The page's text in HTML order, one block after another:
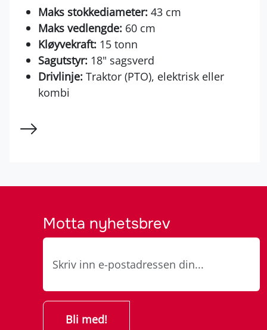
Maks stokkediameter: 43 cm
Maks vedlengde: 60 cm
Kløyvekraft: 15 tonn
Sagutstyr: 18" sagsverd
Drivlinje: Traktor (PTO), elektrisk eller
kombi
Motta nyhetsbrev